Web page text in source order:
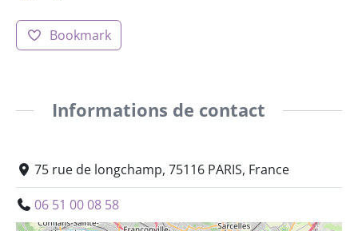
Bookmark
Informations de contact
75 rue de longchamp, 75116 PARIS, France
06 51 00 08 58